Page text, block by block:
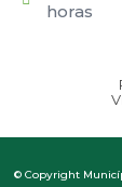
horas
© Copyright